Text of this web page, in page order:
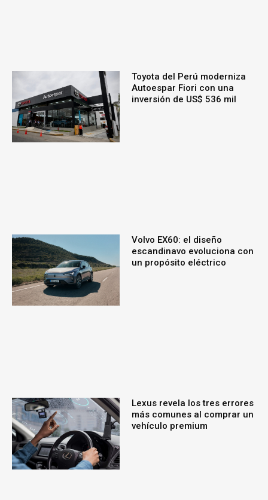
Toyota del Perú moderniza
Autoespar Fiori con una
inversión de US$ 536 mil
Volvo EX60: el diseño
escandinavo evoluciona con
un propósito eléctrico
Lexus revela los tres errores
más comunes al comprar un
vehículo premium